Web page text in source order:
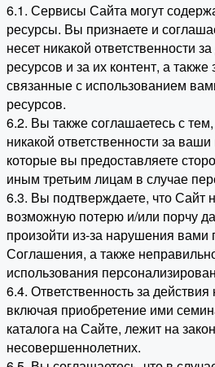
6.1. Сервисы Сайта могут
ресурсы. Вы признаете и
несет никакой ответственности
ресурсов и за их контент, а
связанные с использованием
ресурсов.
6.2. Вы также соглашаетесь с
никакой ответственности за
которые вы предоставляете
иным третьим лицам в случае
6.3. Вы подтверждаете, что Сайт
возможную потерю и/или порчу
произойти из-за нарушения
Соглашения, а также
использования
6.4. Ответственность за
включая приобретение ими
каталога на Сайте, лежит на
несовершеннолетних.